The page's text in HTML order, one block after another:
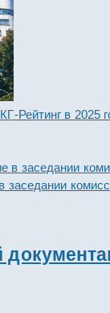
Рейтинг в 2025
заседании